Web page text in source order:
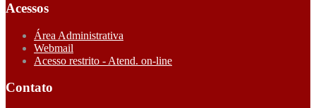
Acessos
Área Administrativa
Webmail
Acesso restrito - Atend. on-line
Contato